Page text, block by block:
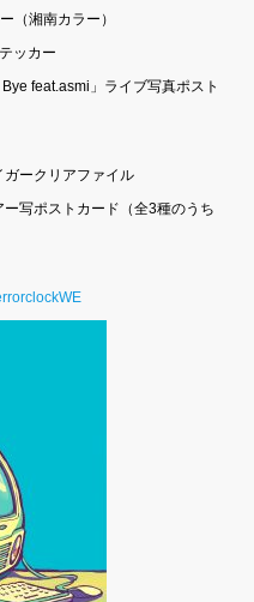
（湘南カラー）
ッカー
feat.asmi」ライブ写真ポスト
ガークリアファイル
写ポストカード（全3種のうち